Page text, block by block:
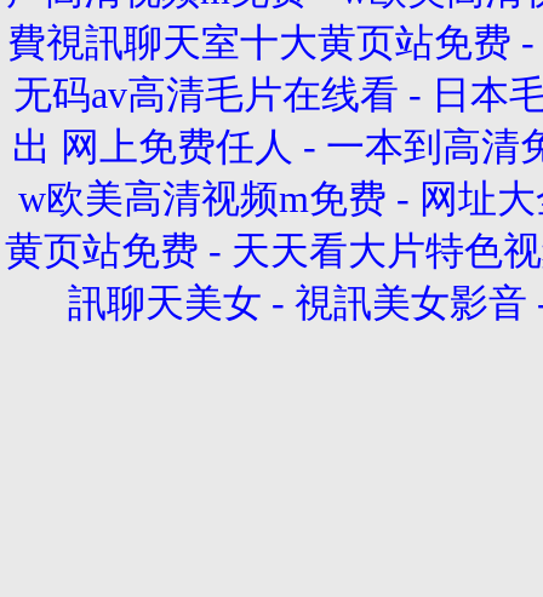
費視訊聊天室十大黄页站免费 -
无码av高清毛片在线看 - 日本
出 网上免费任人 - 一本到高清
w欧美高清视频m免费 - 网址
黄页站免费 - 天天看大片特色
訊聊天美女 - 視訊美女影音